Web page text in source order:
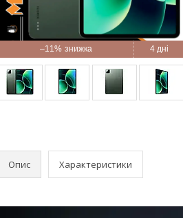
–11% 4 дні
Опис Характеристики